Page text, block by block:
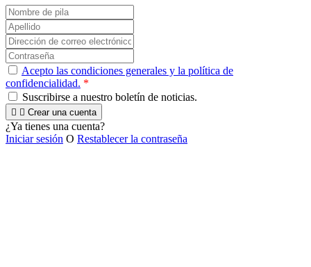
Acepto las condiciones generales y la política de
confidencialidad. *
Suscribirse a nuestro boletín de noticias.
  Crear una cuenta
¿Ya tienes una cuenta?
Iniciar sesión O Restablecer la contraseña